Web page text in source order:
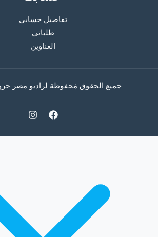
تفاصيل حسابي
طلباتي
العناوين
جميع الحقوق مَحفوظة لراديو مصر جروب